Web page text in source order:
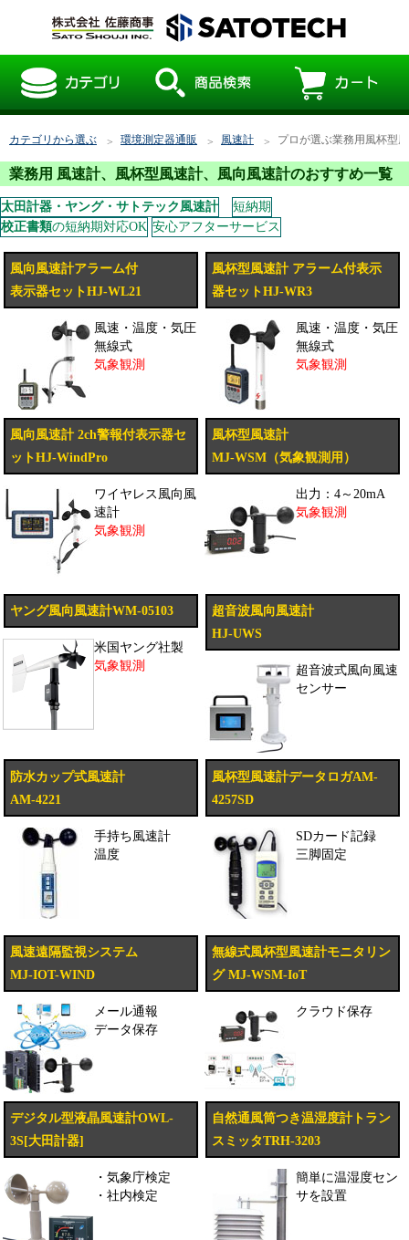
カテゴリから選ぶ 環境測定器通販 風速計 プロが選ぶ業務用風杯型
業務用 風速計、風杯型風速計、風向風速計のおすすめ一覧
太田計器・ヤング・サトテック風速計
短納期
校正書類の短納期対応OK 安心アフターサービス
風向風速計アラーム付
表示器セットHJ-WL21
風速・温度・気圧
無線式
気象観測
風杯型風速計 アラーム付表示
器セットHJ-WR3
風速・温度・気圧
無線式
気象観測
風向風速計 2ch警報付表示器セ
ットHJ-WindPro
ワイヤレス風向風
速計
気象観測
風杯型風速計
MJ-WSM（気象観測用）
出力：4～20mA
気象観測
ヤング風向風速計WM-05103
米国ヤング社製
気象観測
超音波風向風速計
HJ-UWS
超音波式風向風速
センサー
防水カップ式風速計
AM-4221
手持ち風速計
温度
風杯型風速計データロガAM-
4257SD
SDカード記録
三脚固定
風速遠隔監視システム
MJ-IOT-WIND
メール通報
データ保存
無線式風杯型風速計モニタリン
グ MJ-WSM-IoT
クラウド保存
デジタル型液晶風速計OWL-
3S[大田計器]
・気象庁検定
・社内検定
自然通風筒つき温湿度計トラン
スミッタTRH-3203
簡単に温湿度セン
サを設置